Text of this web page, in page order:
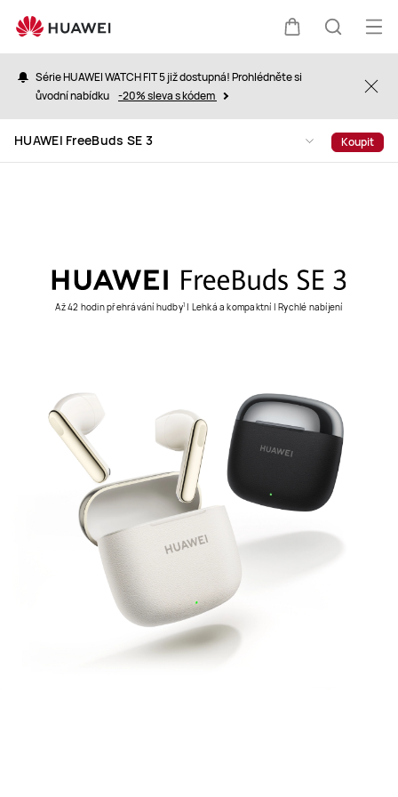
FreeBuds
SE
KošíkHledat
Série HUAWEI WATCH FIT 5 již dostupná! Prohlédněte si
ůvodní nabídku -20% sleva s kódem
HUAWEI FreeBuds SE 3 Koupit
Až 42 hodin přehrávání hudby1| Lehká a kompaktní | Rychlé nabíjení